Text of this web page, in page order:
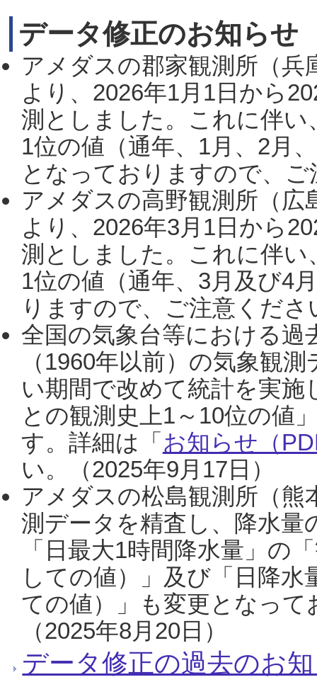
データ修正のお知らせ
アメダスの郡家観測所（
より、2026年1月1日から
測としました。これに伴い
1位の値（通年、1月、2月
となっておりますので、
アメダスの高野観測所（
より、2026年3月1日から
測としました。これに伴い
1位の値（通年、3月及び4
りますので、ご注意くだ
全国の気象台等における過
（1960年以前）の気象観
い期間で改めて統計を実
との観測史上1～10位の値
す。詳細は「 お知らせ（
い。（2025年9月17日）
アメダスの松島観測所（熊
測データを精査し、降水
「日最大1時間降水量」の
しての値）」及び「日降
ての値）」も変更となっ
（2025年8月20日）
データ修正の過去のお